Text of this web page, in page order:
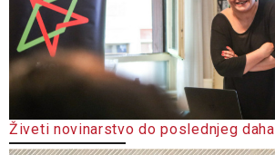
Živeti novinarstvo do poslednjeg daha